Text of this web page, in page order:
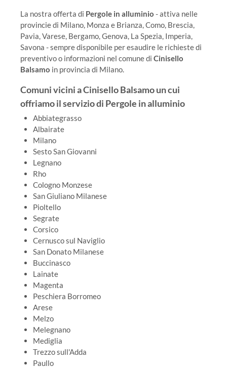
La nostra offerta di Pergole in alluminio - attiva nelle
provincie di Milano, Monza e Brianza, Como, Brescia,
Pavia, Varese, Bergamo, Genova, La Spezia, Imperia,
Savona - sempre disponibile per esaudire le richieste di
preventivo o informazioni nel comune di Cinisello
Balsamo in provincia di Milano.
Comuni vicini a Cinisello Balsamo un cui
offriamo il servizio di Pergole in alluminio
Abbiategrasso
Albairate
Milano
Sesto San Giovanni
Legnano
Rho
Cologno Monzese
San Giuliano Milanese
Pioltello
Segrate
Corsico
Cernusco sul Naviglio
San Donato Milanese
Buccinasco
Lainate
Magenta
Peschiera Borromeo
Arese
Melzo
Melegnano
Mediglia
Trezzo sull'Adda
Paullo